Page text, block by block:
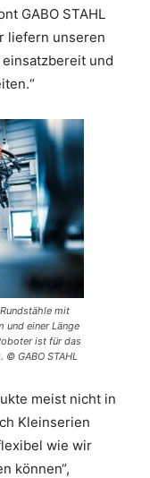
GABO STAHL
liefern unseren
und
mit
und einer Länge
ist für das
GABO STAHL
meist nicht in
Kleinserien
wie wir
können“,